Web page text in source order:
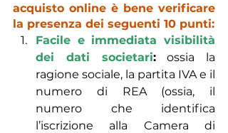
acquisto online è bene verificare
la presenza dei seguenti 10 punti:
Facile e immediata visibilità
dei dati societari: ossia la
ragione sociale, la partita IVA e il
numero di REA (ossia, il
numero che identifica
l’iscrizione alla Camera di